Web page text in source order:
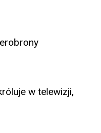
w telewizji,